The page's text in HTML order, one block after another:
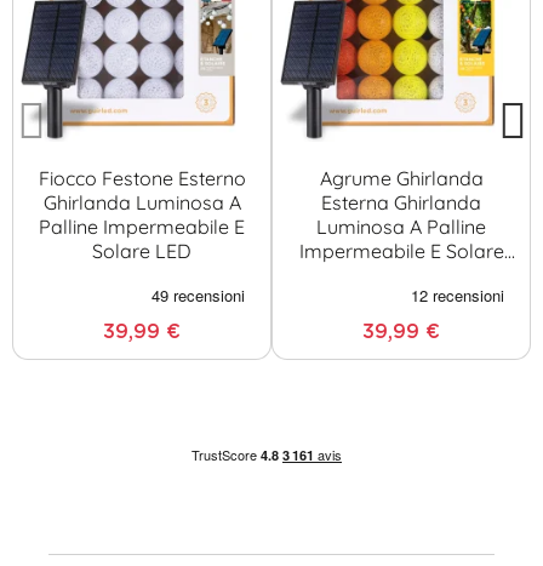
Fiocco Festone Esterno
Ghirlanda Luminosa A
Palline Impermeabile E
Solare LED
39,99 €
Agrume Ghirlanda
Esterna Ghirlanda
Luminosa A Palline
Impermeabile E Solare
39,99 €